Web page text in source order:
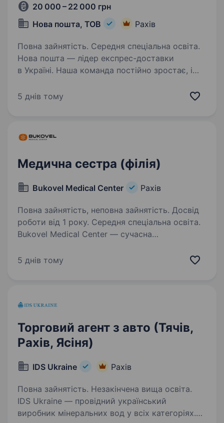
20 000 – 22 000 грн
Нова пошта, ТОВ
Рахів
Повна зайнятість. Середня спеціальна освіта.
Нова пошта — лідер експрес-доставки
в Україні. Наша команда постійно зростає, і
Хочеш стати обличчям Нової пошти
5 днів тому
Медична сестра (філія)
Bukovel Medical Center Рахів
Повна зайнятість, неповна зайнятість. Досвід
роботи від 1 року. Середня спеціальна освіта.
Bukovel Medical Center — сучасна
професіоналів в серці Карпат, в пошуку
5 днів тому
Торговий агент з авто (Тячів,
Рахів, Ясіня)
IDS Ukraine Рахів
Повна зайнятість. Незакінчена вища освіта.
IDS Ukraine — провідний український
виробник мінеральних вод у всіх категоріях.